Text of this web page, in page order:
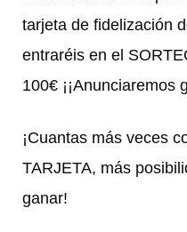
tarjeta de fidelización
entraréis en el
100€ ¡¡Anunciaremos
¡Cuantas más veces
TARJETA, más
ganar!